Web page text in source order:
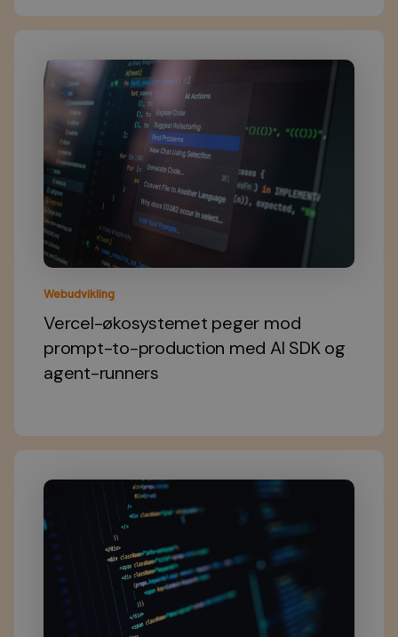
Webudvikling
Vercel-økosystemet peger mod
prompt-to-production med AI SDK og
agent-runners